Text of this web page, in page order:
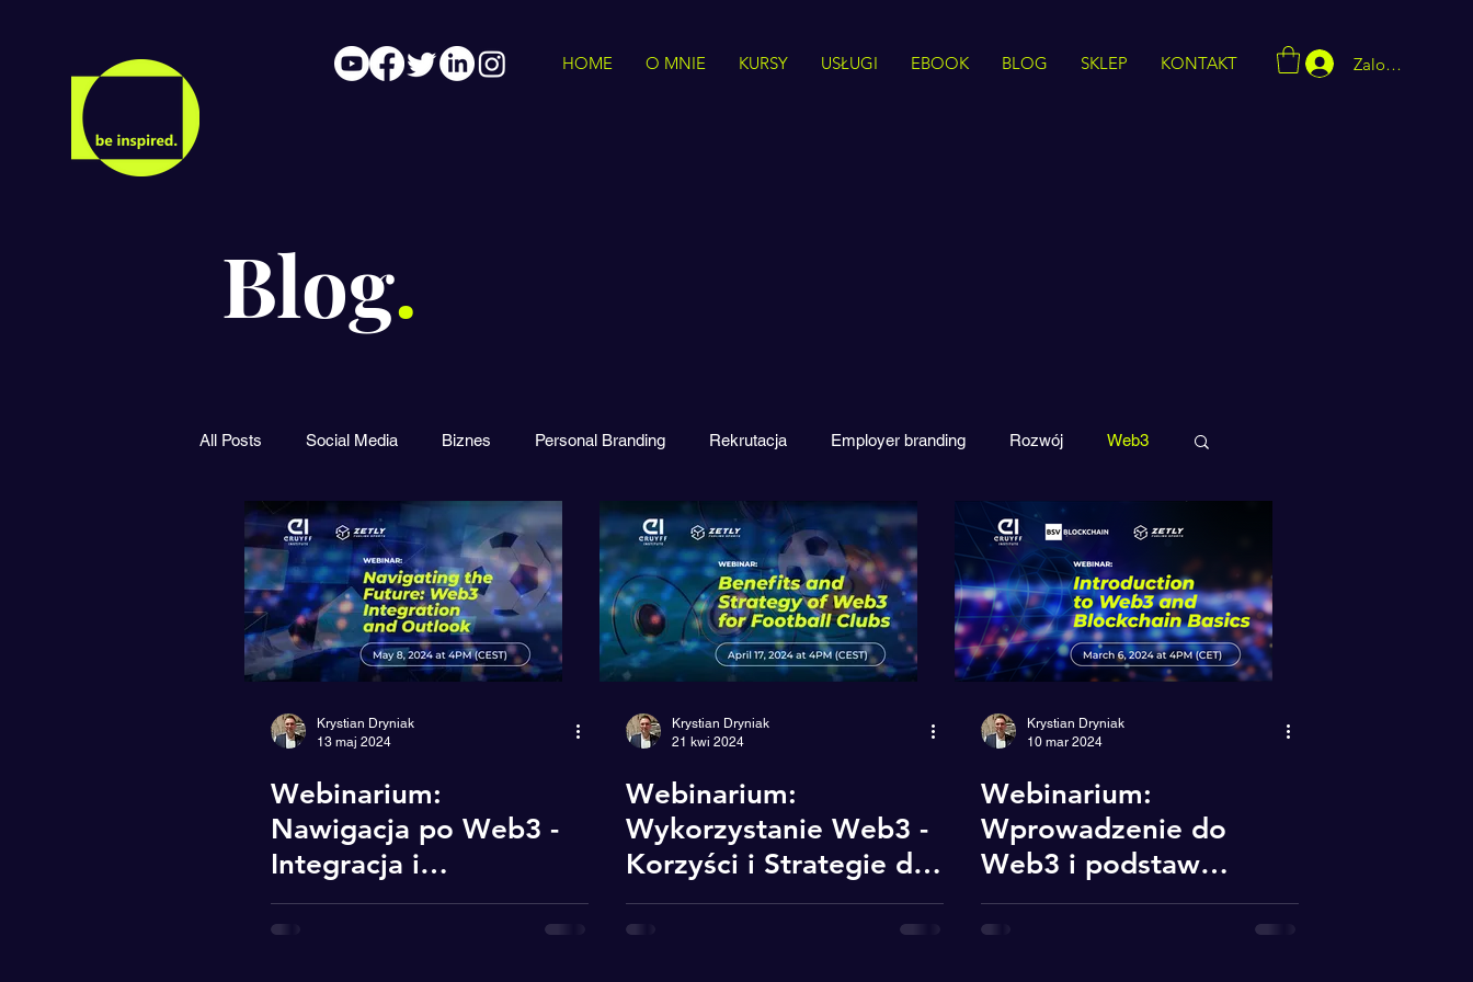
HOME O MNIE KURSY USŁUGI EBOOK BLOG SKLEP KONTAKT Zaloguj się
Blog.
All Posts Social Media Biznes Personal Branding Rekrutacja Employer branding Rozwój Web3
Innowacje LinkedIn Reklama Mindset CH.AI.NGE
Krystian Dryniak
13 maj 2024
Webinarium:
Nawigacja po Web3 -
Integracja i
Perspektywy na
Przyszłość (wersja
Krystian Dryniak
21 kwi 2024
Webinarium:
Wykorzystanie Web3 -
Korzyści i Strategie dla
klubów piłkarskich
(wersja angielska)
Krystian Dryniak
10 mar 2024
Webinarium:
Wprowadzenie do
Web3 i podstaw
Blockchain w branży
piłkarskiej z Johan